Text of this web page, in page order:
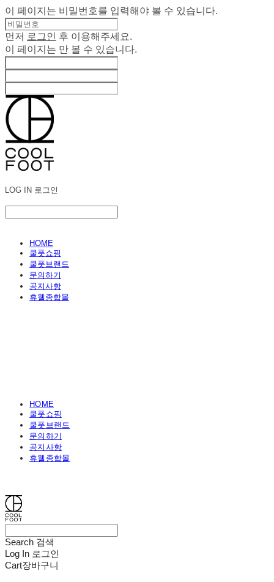
이 페이지는 비밀번호를 입력해야 볼 수 있습니다.
먼저 로그인
후 이용해주세요.
이 페이지는 만 볼 수 있습니다.
LOG IN 로그인
HOME
쿨풋쇼핑
쿨풋브랜드
문의하기
공지사항
휴웰종합몰
HOME
쿨풋쇼핑
쿨풋브랜드
문의하기
공지사항
휴웰종합몰
Search 검색
Log In 로그인
Cart장바구니